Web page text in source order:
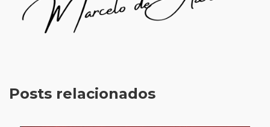
Posts relacionados